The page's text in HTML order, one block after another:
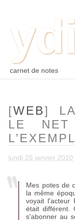
TAGS
CONTACT
carnet de notes
[WEB]
LE NET
lundi 25 janvier 2010
Mes potes de
la même
voyait l'acteur
était différent.
s'abonner au